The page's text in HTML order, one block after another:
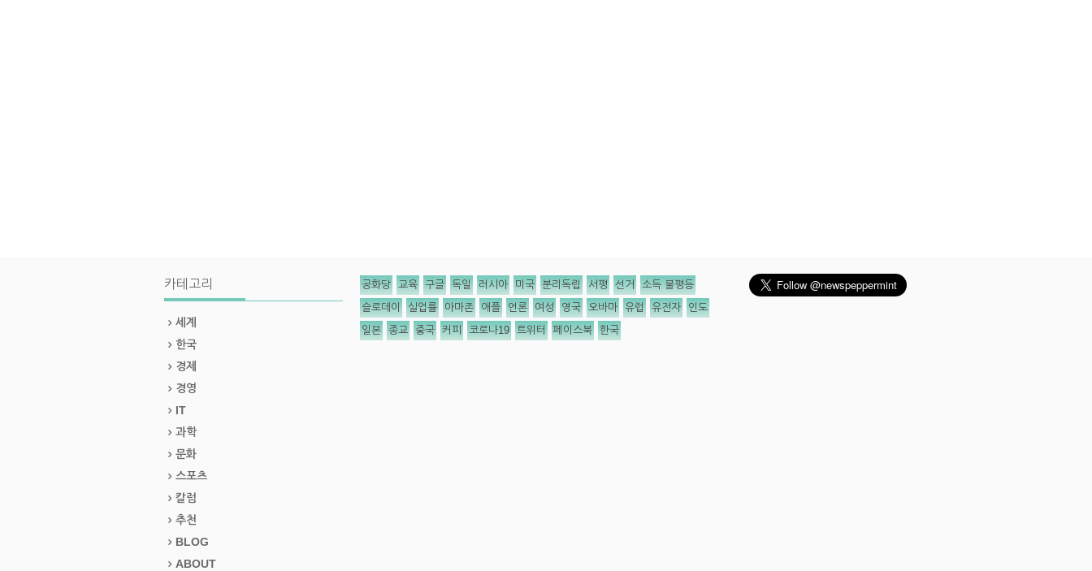
카테고리
세계
한국
경제
경영
IT
과학
문화
스포츠
칼럼
추천
BLOG
ABOUT
공화당 교육 구글 독일 러시아 미국 분리독립 서평 선거 소득 불평등
슬로데이 실업률 아마존 애플 언론 여성 영국 오바마 유럽 유전자 인도
일본 종교 중국 커피 코로나19 트위터 페이스북 한국